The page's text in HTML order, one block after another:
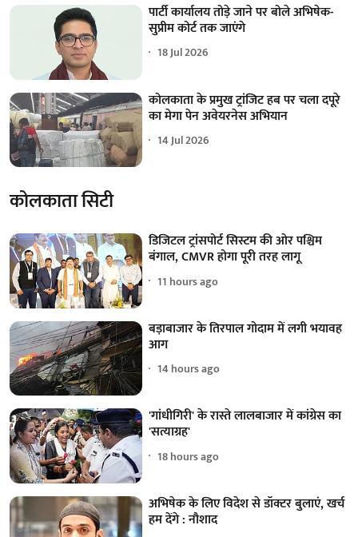
पार्टी कार्यालय तोड़े जाने पर बोले अभिषेक-
सुप्रीम कोर्ट तक जाएंगे
18 Jul 2026
कोलकाता के प्रमुख ट्रांजिट हब पर चला दपूरे
का मेगा पेन अवेयरनेस अभियान
14 Jul 2026
कोलकाता सिटी
डिजिटल ट्रांसपोर्ट सिस्टम की ओर पश्चिम
बंगाल, CMVR होगा पूरी तरह लागू
11 hours ago
बड़ाबाजार के तिरपाल गोदाम में लगी भयावह
आग
14 hours ago
'गांधीगिरी' के रास्ते लालबाजार में कांग्रेस का
'सत्याग्रह'
18 hours ago
अभिषेक के लिए विदेश से डॉक्टर बुलाएं, खर्च
हम देंगे : नौशाद